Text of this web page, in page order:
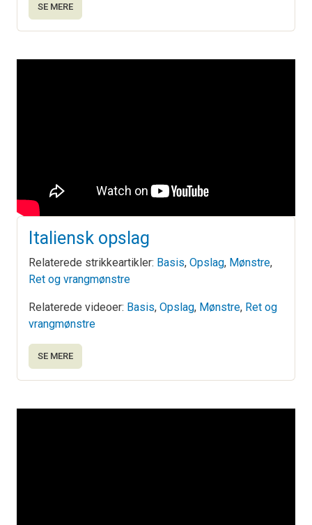
SE MERE
Italiensk opslag
Relaterede strikkeartikler: Basis, Opslag, Mønstre,
Ret og vrangmønstre
Relaterede videoer: Basis, Opslag, Mønstre, Ret og
vrangmønstre
SE MERE